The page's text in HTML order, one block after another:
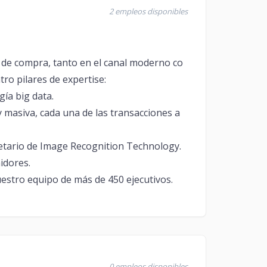
2 empleos disponibles
compra, tanto en el canal moderno co
pilares de expertise:
big data.
cada una de las transacciones a
de Image Recognition Technology.
equipo de más de 450 ejecutivos.